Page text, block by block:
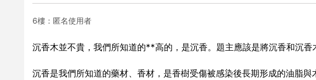
6樓：匿名使用者
沉香木並不貴，我們所知道的**高的，是沉香。題主應該是將沉香和沉香
沉香是我們所知道的藥材、香材，是香樹受傷被感染後長期形成的油脂